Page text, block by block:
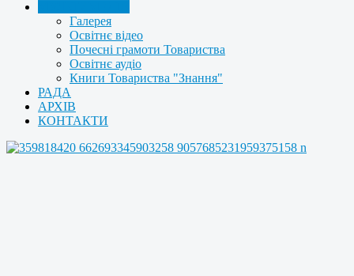
Галерея
Освітнє відео
Почесні грамоти Товариства
Освітнє аудіо
Книги Товариства "Знання"
РАДА
АРХІВ
КОНТАКТИ